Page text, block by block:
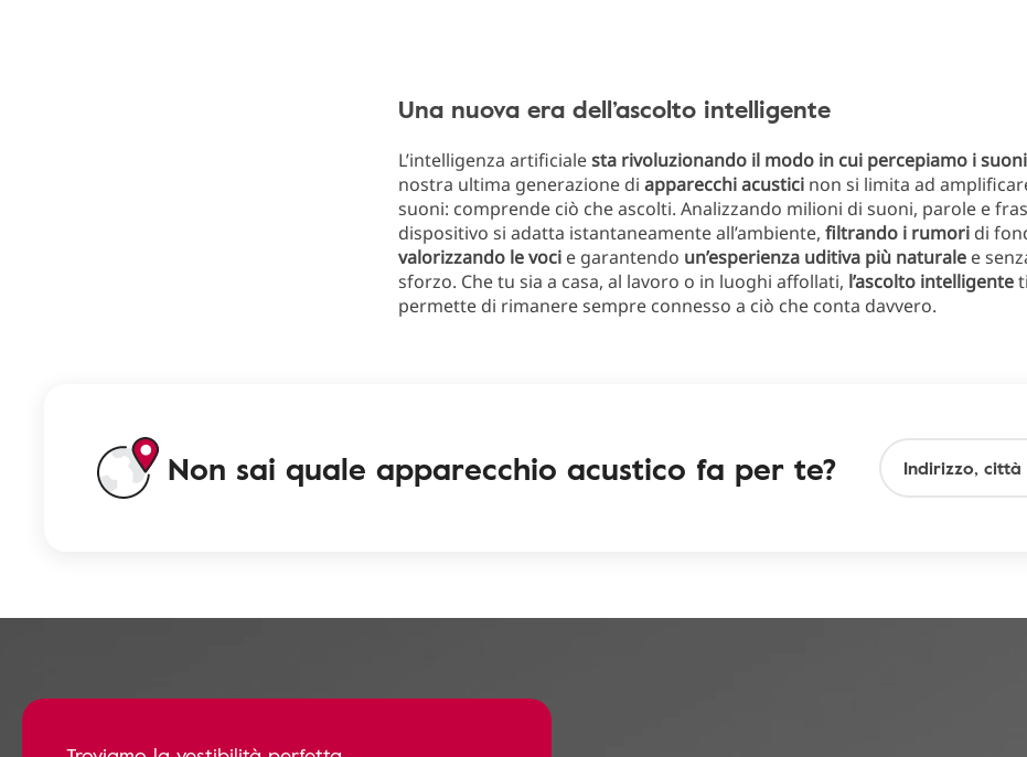
Una nuova era dell’ascolto intelligente
L’intelligenza artificialesta rivoluzionando il modo in cui percepiamo i suoni
nostra ultima generazione di apparecchiacustici non si limita ad
suoni: comprende ciò che ascolti. Analizzando milioni di suoni, parole e
dispositivo si adatta istantaneamente all’ambiente, filtrando i rumori di
valorizzando le voci e garantendo un’esperienza uditiva più naturale e
sforzo. Che tu sia a casa, al lavoro o in luoghi affollati, l’ascolto intelligenteti
permette di rimanere sempre connesso a ciò che conta davvero.
Non sai quale apparecchio acustico fa per te?